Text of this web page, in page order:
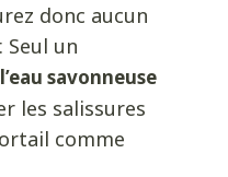
donc aucun
un
savonneuse
les salissures
comme